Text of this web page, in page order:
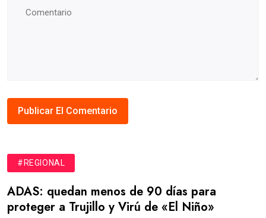
#REGIONAL
ADAS: quedan menos de 90 días para
proteger a Trujillo y Virú de «El Niño»